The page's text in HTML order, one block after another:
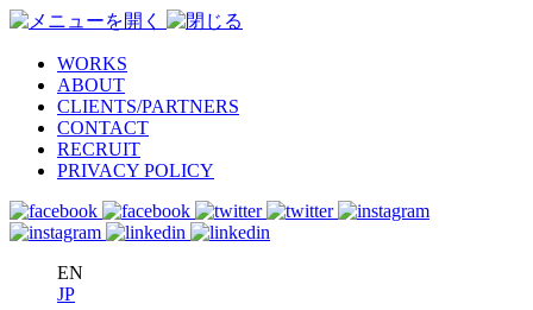
WORKS
ABOUT
CLIENTS/PARTNERS
CONTACT
RECRUIT
PRIVACY POLICY
EN
JP